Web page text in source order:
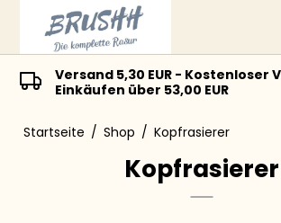
Versand 5,30 EUR - Kostenloser
Einkäufen über 53,00 EUR
Startseite / Shop / Kopfrasierer
Kopfrasierer